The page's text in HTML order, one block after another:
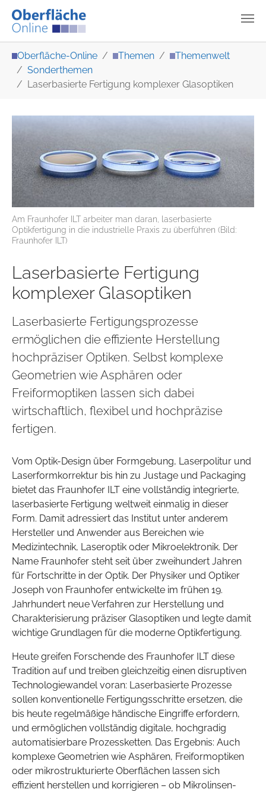
Oberfläche-Online Themen
Themenwelt
Sonderthemen
Laserbasierte Fertigung komplexer Glasoptiken
Am Fraunhofer ILT arbeiter man daran, laserbasierte
Optikfertigung in die industrielle Praxis zu überführen (Bild:
Fraunhofer ILT)
Laserbasierte Fertigung
komplexer Glasoptiken
Laserbasierte Fertigungsprozesse
ermöglichen die effiziente Herstellung
hochpräziser Optiken. Selbst komplexe
Geometrien wie Asphären oder
Freiformoptiken lassen sich dabei
wirtschaftlich, flexibel und hochpräzise
fertigen.
Vom Optik-Design über Formgebung, Laserpolitur und
Laserformkorrektur bis hin zu Justage und Packaging
bietet das Fraunhofer ILT eine vollständig integrierte,
laserbasierte Fertigung weltweit einmalig in dieser
Form. Damit adressiert das Institut unter anderem
Hersteller und Anwender aus Bereichen wie
Medizintechnik, Laseroptik oder Mikroelektronik. Der
Name Fraunhofer steht seit über zweihundert Jahren
für Fortschritte in der Optik. Der Physiker und Optiker
Joseph von Fraunhofer entwickelte im frühen 19.
Jahrhundert neue Verfahren zur Herstellung und
Charakterisierung präziser Glasoptiken und legte damit
wichtige Grundlagen für die moderne Optikfertigung.
Heute greifen Forschende des Fraunhofer ILT diese
Tradition auf und treiben gleichzeitig einen disruptiven
Technologiewandel voran: Laserbasierte Prozesse
sollen konventionelle Fertigungsschritte ersetzen, die
bis heute regelmäßige händische Eingriffe erfordern,
und ermöglichen vollständig digitale, hochgradig
automatisierbare Prozessketten. Das Ergebnis: Auch
komplexe Geometrien wie Asphären, Freiformoptiken
oder mikrostrukturierte Oberflächen lassen sich
effizient herstellen und korrigieren – ob Mikrolinsen-